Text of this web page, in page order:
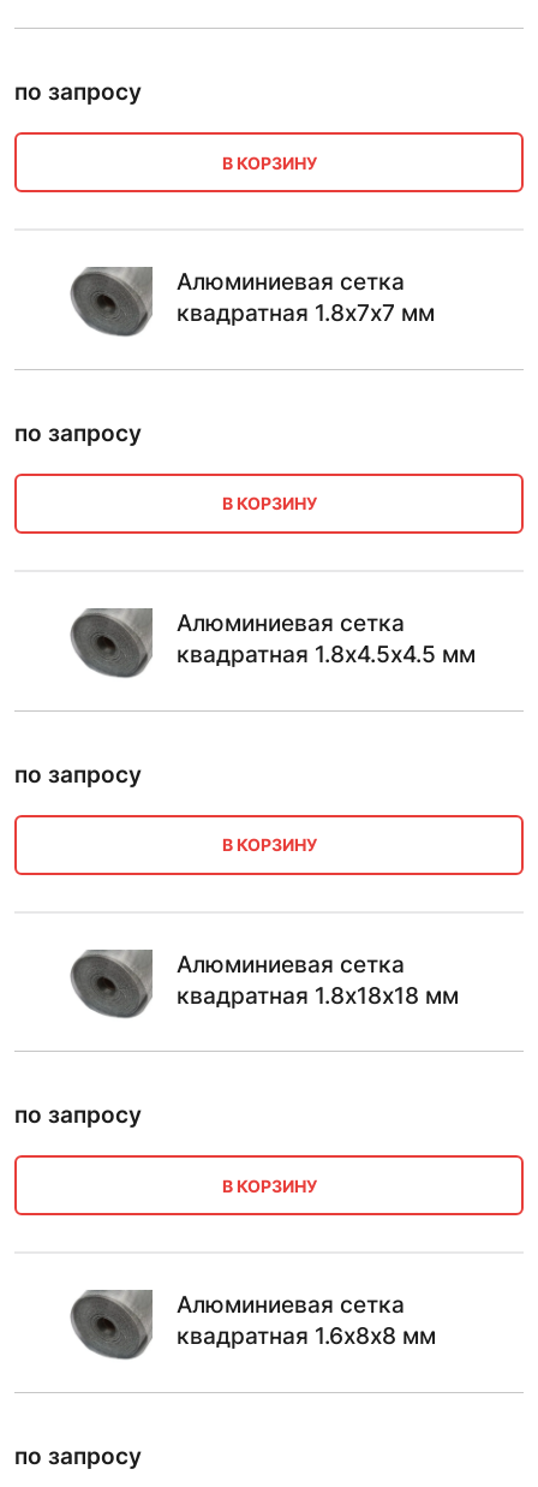
по запросу
В КОРЗИНУ
Алюминиевая сетка
квадратная 1.8х7х7 мм
по запросу
В КОРЗИНУ
Алюминиевая сетка
квадратная 1.8х4.5х4.5 мм
по запросу
В КОРЗИНУ
Алюминиевая сетка
квадратная 1.8х18х18 мм
по запросу
В КОРЗИНУ
Алюминиевая сетка
квадратная 1.6х8х8 мм
по запросу